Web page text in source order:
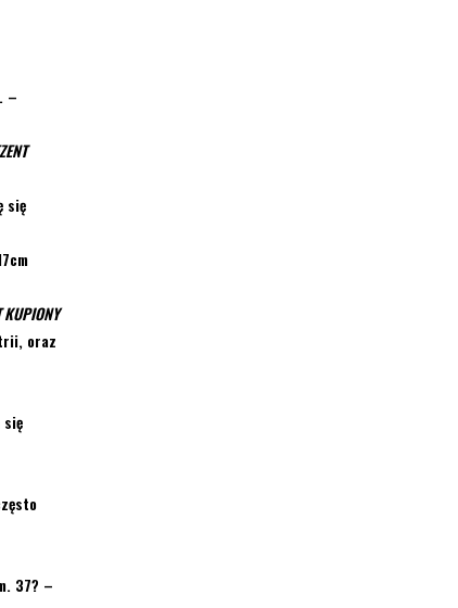
–
się
KUPIONY
oraz
się
37? –